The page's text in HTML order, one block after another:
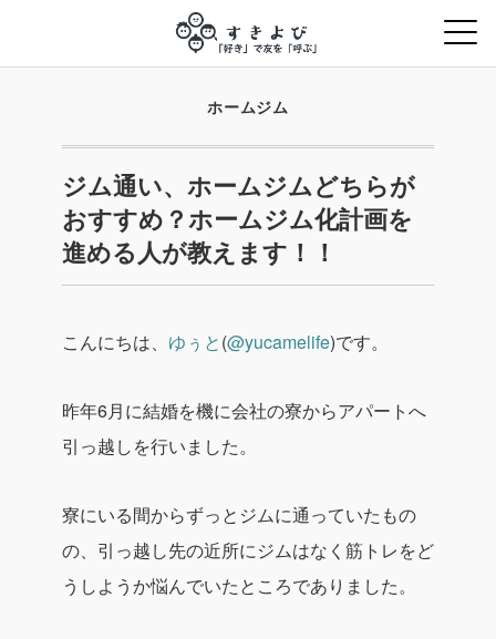
ホームジム
ジム通い、ホームジムどちらが
おすすめ？ホームジム化計画を
進める人が教えます！！
こんにちは、 ゆぅと(@yucamelife)です。
昨年6月に結婚を機に会社の寮からアパートへ
引っ越しを行いました。
寮にいる間からずっとジムに通っていたもの
の、引っ越し先の近所にジムはなく筋トレをど
うしようか悩んでいたところでありました。